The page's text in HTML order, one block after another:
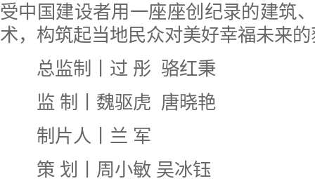
受中国建设者用一座座创纪录的建筑
术，构筑起当地民众对美好幸福未来
总监制丨过 彤 骆红秉
监 制丨魏驱虎 唐晓艳
制片人丨兰 军
策 划丨周小敏 吴冰钰